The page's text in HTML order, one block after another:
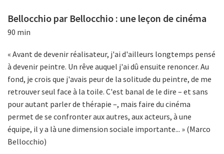
Bellocchio par Bellocchio : une leçon de cinéma
90 min
« Avant de devenir réalisateur, j'ai d'ailleurs longtemps pensé
à devenir peintre. Un rêve auquel j'ai dû ensuite renoncer. Au
fond, je crois que j'avais peur de la solitude du peintre, de me
retrouver seul face à la toile. C'est banal de le dire – et sans
pour autant parler de thérapie –, mais faire du cinéma
permet de se confronter aux autres, aux acteurs, à une
équipe, il y a là une dimension sociale importante... » (Marco
Bellocchio)